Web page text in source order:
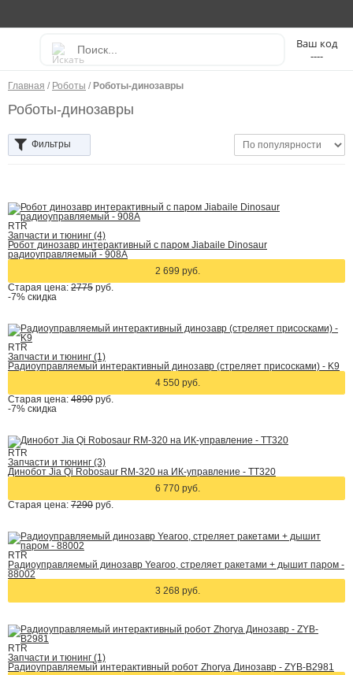
----
Главная / Роботы / Роботы-динозавры
Роботы-динозавры
Фильтры
RTR
Запчасти и тюнинг (4)
Робот динозавр интерактивный с паром Jiabaile Dinosaur
радиоуправляемый - 908A
2 699 руб.
Старая цена: 2775 руб.
-7% скидка
RTR
Запчасти и тюнинг (1)
Радиоуправляемый интерактивный динозавр (стреляет присосками) - K9
4 550 руб.
Старая цена: 4890 руб.
-7% скидка
RTR
Запчасти и тюнинг (3)
Динобот Jia Qi Robosaur RM-320 на ИК-управление - TT320
6 770 руб.
Старая цена: 7290 руб.
RTR
Радиоуправляемый динозавр Yearoo, стреляет ракетами + дышит паром -
88002
3 268 руб.
RTR
Запчасти и тюнинг (1)
Радиоуправляемый интерактивный робот Zhorya Динозавр - ZYB-B2981